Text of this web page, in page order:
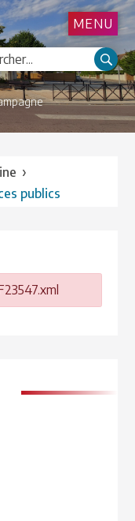
MENU
›
publics